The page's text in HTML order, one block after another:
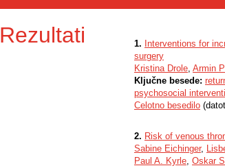
Rezultati
1. Interventions for
surgery
Kristina Drole, Armin
Ključne besede:
psychosocial
Celotno besedilo
2. Risk of venous
Sabine Eichinger,
Paul A. Kyrle, Oskar